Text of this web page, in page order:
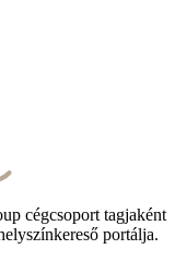
cégcsoport tagjaként
portálja.